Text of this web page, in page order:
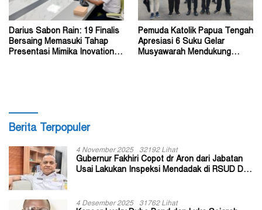
Darius Sabon Rain: 19 Finalis
Bersaing Memasuki Tahap
Presentasi Mimika Inovation
Pemuda Katolik Papua Tengah
Apresiasi 6 Suku Gelar
Musyawarah Mendukung
Berita Terpopuler
4 November 2025 32192 Lihat
Gubernur Fakhiri Copot dr Aron dari Jabatan
Usai Lakukan Inspeksi Mendadak di RSUD Dok
4 Desember 2025 31762 Lihat